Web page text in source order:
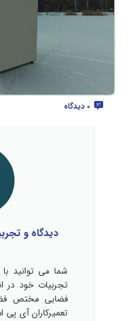
دیدگاه و
شما می توانید
تجربیات خود در
فضایی مختص
تعمیرکاران آی پی